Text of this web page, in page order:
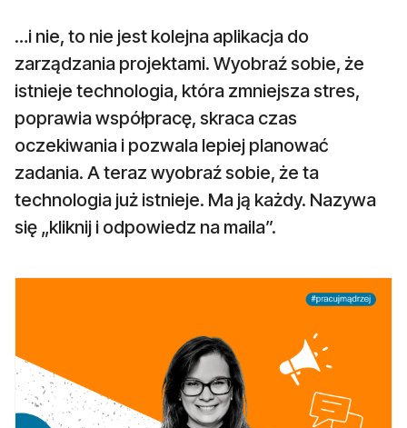
…i nie, to nie jest kolejna aplikacja do
zarządzania projektami. Wyobraź sobie, że
istnieje technologia, która zmniejsza stres,
poprawia współpracę, skraca czas
oczekiwania i pozwala lepiej planować
zadania. A teraz wyobraź sobie, że ta
technologia już istnieje. Ma ją każdy. Nazywa
się „kliknij i odpowiedz na maila”.